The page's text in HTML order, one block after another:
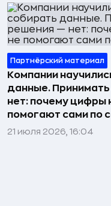
Партнёрский материал
Компании
данные.
нет: почему цифры
помогают сами по
21 июля 2026, 16:04